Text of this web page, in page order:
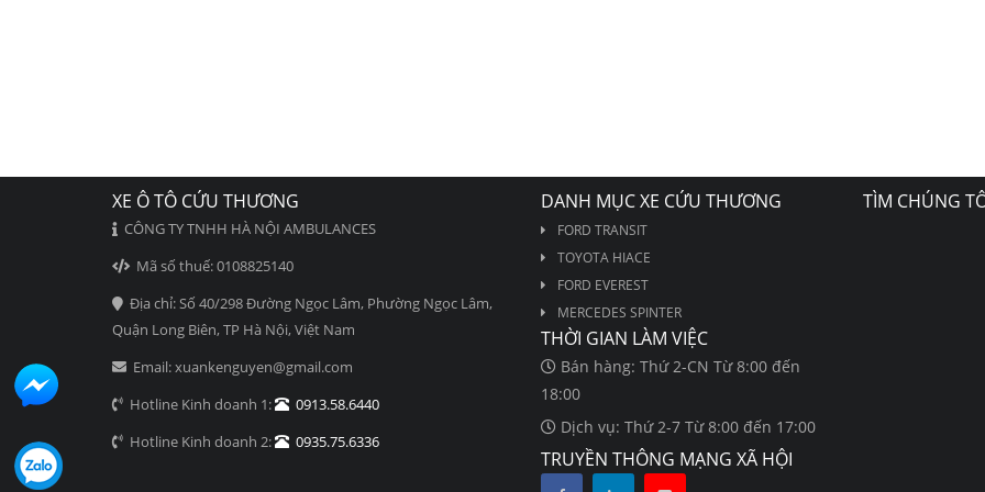
XE Ô TÔ CỨU THƯƠNG
CÔNG TY TNHH HÀ NỘI AMBULANCES
Mã số thuế: 0108825140
Địa chỉ: Số 40/298 Đường Ngọc Lâm, Phường Ngọc Lâm,
Quận Long Biên, TP Hà Nội, Việt Nam
Email: xuankenguyen@gmail.com
Hotline Kinh doanh 1:
0913.58.6440
Hotline Kinh doanh 2:
0935.75.6336
DANH MỤC XE CỨU THƯƠNG
FORD TRANSIT
TOYOTA HIACE
FORD EVEREST
MERCEDES SPINTER
THỜI GIAN LÀM VIỆC
Bán hàng: Thứ 2-CN Từ 8:00 đến
18:00
Dịch vụ: Thứ 2-7 Từ 8:00 đến 17:00
TRUYỀN THÔNG MẠNG XÃ HỘI
TÌM CHÚNG